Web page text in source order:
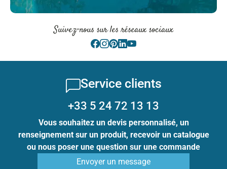
Suivez-nous sur les réseaux sociaux
Service clients
+33 5 24 72 13 13
Vous souhaitez un devis personnalisé, un
renseignement sur un produit, recevoir un catalogue
ou nous poser une question sur une commande
Envoyer un message